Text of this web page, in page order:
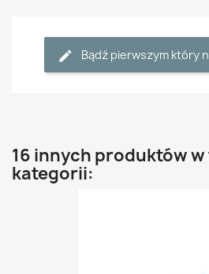
Bądź pierwszym który
16 innych produktów w
kategorii: